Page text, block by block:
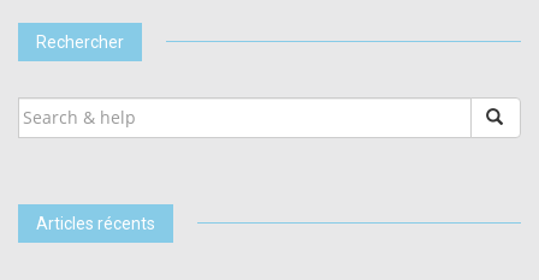
Rechercher
SEARCH
FOR:
Articles récents